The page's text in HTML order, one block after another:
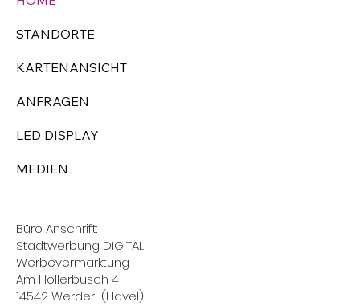
Büro Anschrift:
Stadtwerbung DIGITAL
Werbevermarktung
Am Hollerbusch 4
14542 Werder (Havel)
STANDORTE
KARTENANSICHT
ANFRAGEN
LED DISPLAY
MEDIEN